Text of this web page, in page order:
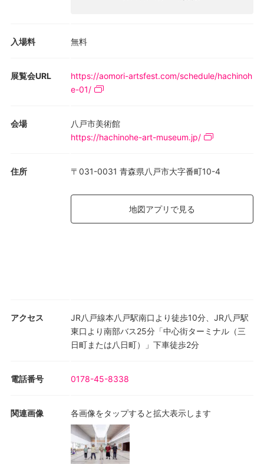
会場: ジャイアントルーム
入場料 無料
展覧会URL
https://aomori-artsfest.com/schedule/hachinoh
e-01/
会場
八戸市美術館
https://hachinohe-art-museum.jp/
住所 〒031-0031 青森県八戸市大字番町10-4
地図アプリで見る
アクセス
JR八戸線本八戸駅南口より徒歩10分、JR八戸駅
東口より南部バス25分「中心街ターミナル（三
日町または八日町）」下車徒歩2分
電話番号 0178-45-8338
関連画像 各画像をタップすると拡大表示します